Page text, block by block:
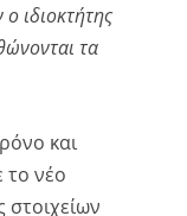
ιδιοκτήτης
τα
και
νέο
στοιχείων